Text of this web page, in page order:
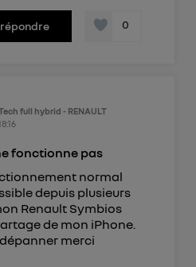
répondre 0
full hybrid - RENAULT
fonctionne pas
normal
depuis plusieurs
Renault Symbios
de mon iPhone.
merci